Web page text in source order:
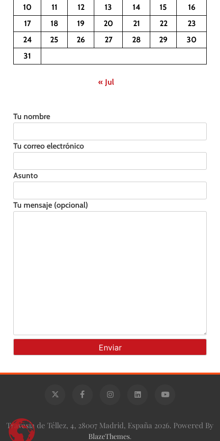
10
11 12 13 14 15
16
17
18 19 20 21 22
23
24
25 26 27 28 29
30
31
« Jul
Tu nombre
Tu correo electrónico
Asunto
Tu mensaje (opcional)
Travesía de Téllez, 4, 28007 Madrid, España 2026. Powered By
BlazeThemes.